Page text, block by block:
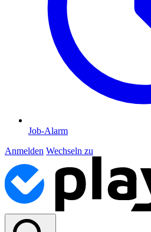
Job-Alarm
Anmelden Wechseln zu